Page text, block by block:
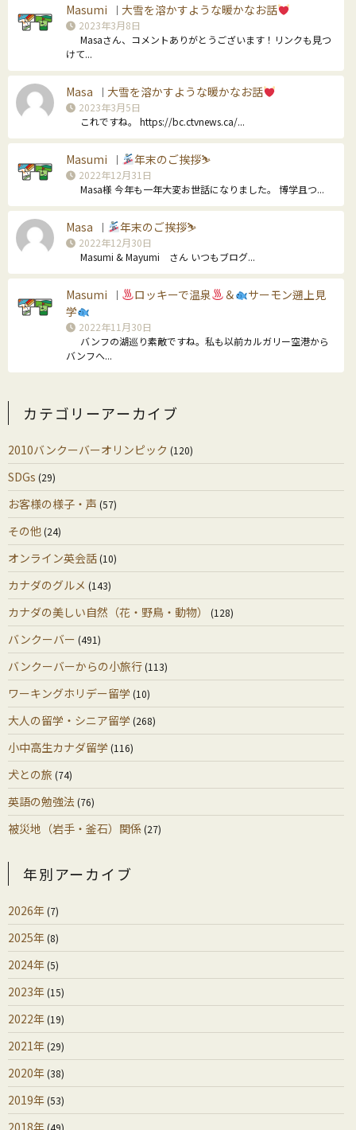
Masumi ｜ 大雪を溶かすような暖かなお話
2023年3月8日
Masaさん、コメントありがとうございます！リンクも見つ
けて...
Masa ｜ 大雪を溶かすような暖かなお話
2023年3月5日
これですね。 https://bc.ctvnews.ca/...
Masumi ｜ 年末のご挨拶⛷
2022年12月31日
Masa様 今年も一年大変お世話になりました。 博学且つ...
Masa ｜ 年末のご挨拶⛷
2022年12月30日
Masumi & Mayumi さん いつもブログ...
Masumi ｜ ロッキーで温泉 ＆
サーモン遡上見
学
2022年11月30日
バンフの湖巡り素敵ですね。私も以前カルガリー空港から
バンフへ...
カテゴリーアーカイブ
2010バンクーバーオリンピック (120)
SDGs (29)
お客様の様子・声 (57)
その他(24)
オンライン英会話(10)
カナダのグルメ (143)
カナダの美しい自然（花・野鳥・動物） (128)
バンクーバー (491)
バンクーバーからの小旅行(113)
ワーキングホリデー留学 (10)
大人の留学・シニア留学 (268)
小中高生カナダ留学 (116)
犬との旅 (74)
英語の勉強法 (76)
被災地（岩手・釜石）関係(27)
年別アーカイブ
2026年(7)
2025年(8)
2024年(5)
2023年(15)
2022年(19)
2021年(29)
2020年(38)
2019年(53)
2018年(49)